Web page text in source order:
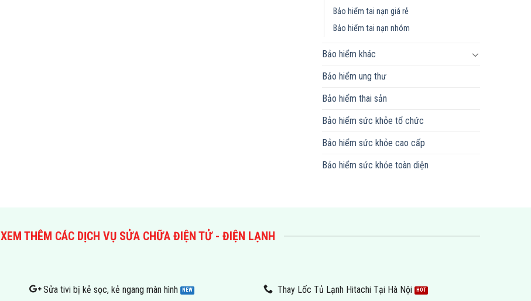
Bảo hiểm tai nạn giá rẻ
Bảo hiểm tai nạn nhóm
Bảo hiểm khác
Bảo hiểm ung thư
Bảo hiểm thai sản
Bảo hiểm sức khỏe tổ chức
Bảo hiểm sức khỏe cao cấp
Bảo hiểm sức khỏe toàn diện
XEM THÊM CÁC DỊCH VỤ SỬA CHỮA ĐIỆN TỬ - ĐIỆN LẠNH
Sửa tivi bị kẻ sọc, kẻ ngang màn hình Thay Lốc Tủ Lạnh Hitachi Tại Hà Nội